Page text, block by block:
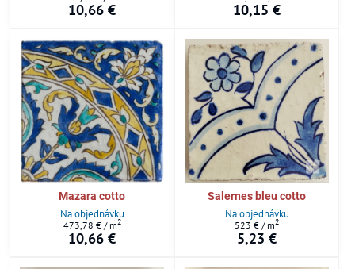
10,66 € 10,15 €
Mazara cotto
Na objednávku
10,66 €
473,78 € / m2
Salernes bleu cotto
Na objednávku
5,23 €
523 € / m2